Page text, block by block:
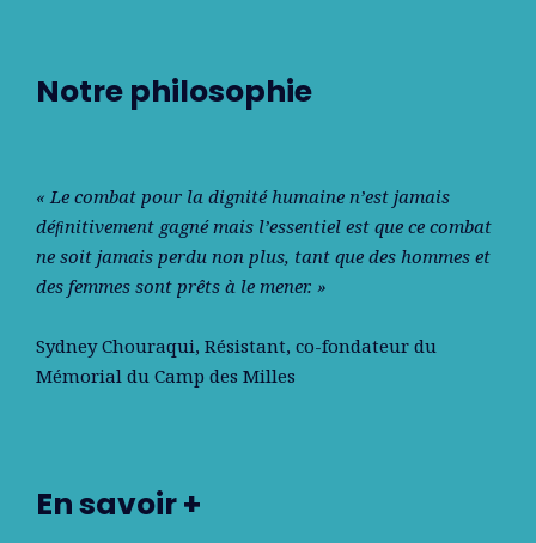
Notre philosophie
« Le combat pour la dignité humaine n’est jamais
déﬁnitivement gagné mais l’essentiel est que ce combat
ne soit jamais perdu non plus, tant que des hommes et
des femmes sont prêts à le mener. »
Sydney Chouraqui, Résistant, co-fondateur du
Mémorial du Camp des Milles
En savoir +